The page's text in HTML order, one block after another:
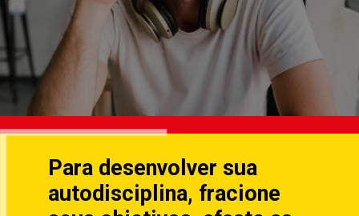
Para desenvolver sua
autodisciplina, fracione